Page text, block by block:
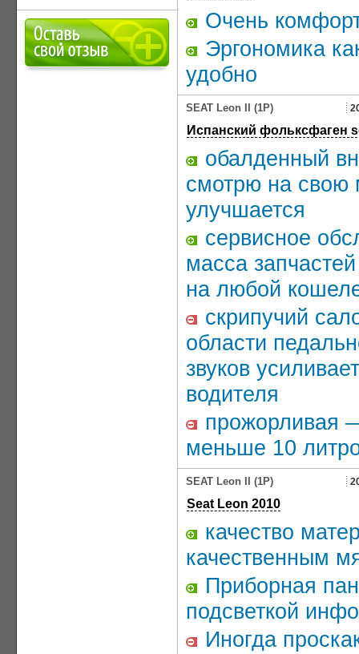
Очень
Эргономика
удобно
SEAT Leon II (1P)
Испанский фольксфаген
обалденный
смотрю на свою
улучшается
сервисное
масса
на любой
скрипучий
области
звуков
водителя
прожорливая
меньше 10
SEAT Leon II (1P)
Seat Leon 2010
качество
качественным
Приборная
подсветкой
Иногда